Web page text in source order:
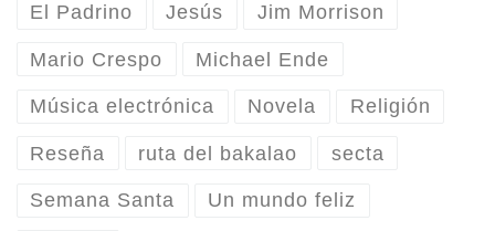
El Padrino Jesús Jim Morrison
Mario Crespo Michael Ende
Música electrónica Novela Religión
Reseña ruta del bakalao secta
Semana Santa Un mundo feliz